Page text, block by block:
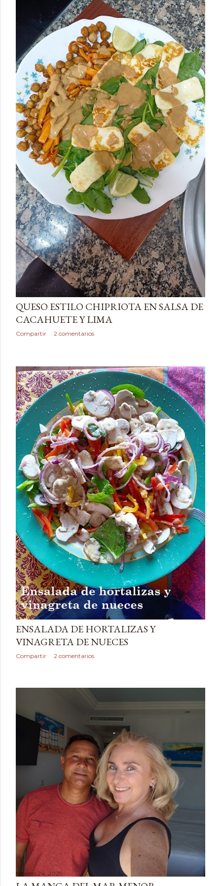
febrero 26, 2025
QUESO ESTILO CHIPRIOTA EN SALSA DE
CACAHUETE Y LIMA
Compartir 2 comentarios
febrero 25, 2025
ENSALADA DE HORTALIZAS Y
VINAGRETA DE NUECES
Compartir 2 comentarios
febrero 24, 2025